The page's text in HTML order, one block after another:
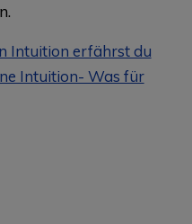
Intuition erfährst du
Intuition- Was für